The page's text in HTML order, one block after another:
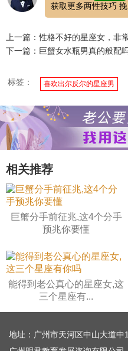
获取更多两性技巧
上一篇：性格不好的星座女，非
下一篇：巨蟹女水瓶男真的般配
标签： 喜欢出尔反尔的星座男
相关推荐
巨蟹分手前征兆,这4个分手
预兆你要懂
能得到老公真心的星座女,这
三个星座有...
地址：广州市天河区中山大道中